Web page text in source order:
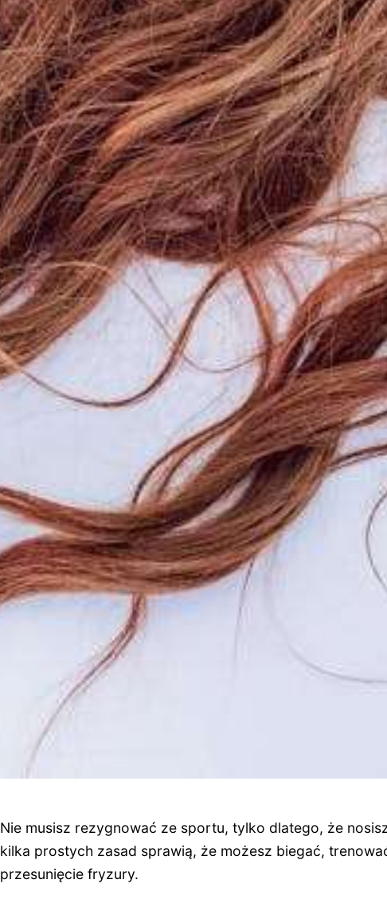
Nie musisz rezygnować ze sportu, tylko dlatego, że
kilka prostych zasad sprawią, że możesz biegać,
przesunięcie fryzury.